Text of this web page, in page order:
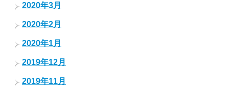
2020年3月
2020年2月
2020年1月
2019年12月
2019年11月